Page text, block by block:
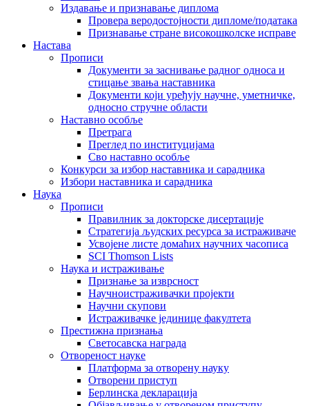
Издавање и признавање диплома
Провера веродостојности дипломе/података
Признавање стране високошколске исправе
Настава
Прописи
Документи за заснивање радног односа и
стицање звања наставника
Документи који уређују научне, уметничке,
односно стручне области
Наставно особље
Претрага
Преглед по институцијама
Сво наставно особље
Конкурси за избор наставника и сарадника
Избори наставника и сарадника
Наука
Прописи
Правилник за докторске дисертације
Стратегија људских ресурса за истраживаче
Усвојене листе домаћих научних часописа
SCI Thomson Lists
Наука и истраживање
Признање за изврсност
Научноистраживачки пројекти
Научни скупови
Истраживачке јединице факултета
Престижна признања
Светосавска награда
Отвореност науке
Платформа за отворену науку
Отворени приступ
Берлинска декларација